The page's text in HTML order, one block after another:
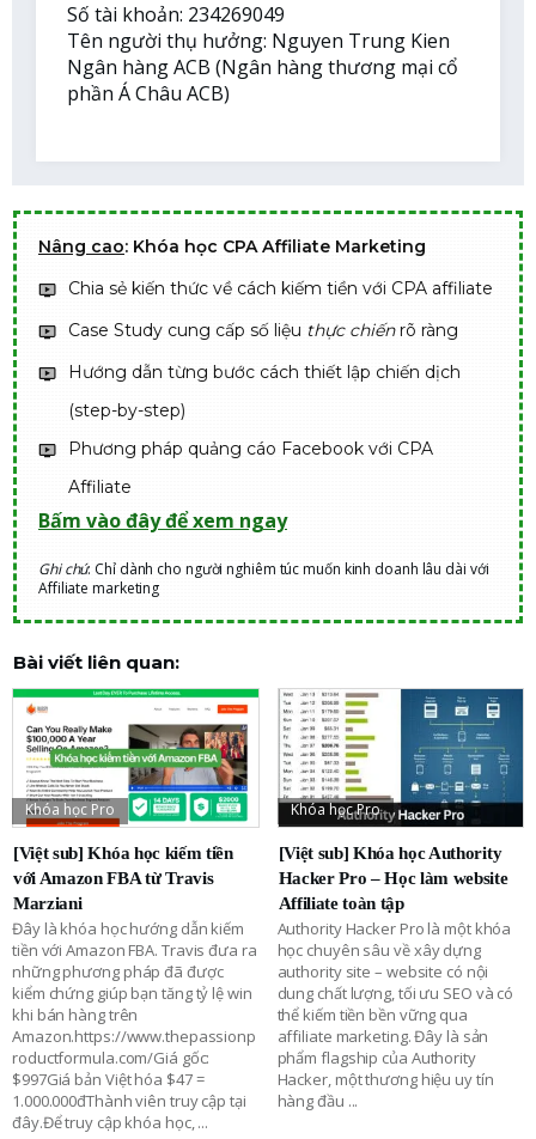
Số tài khoản: 234269049
Tên người thụ hưởng: Nguyen Trung Kien
Ngân hàng ACB (Ngân hàng thương mại cổ
phần Á Châu ACB)
Nâng cao: Khóa học CPA Affiliate Marketing
Chia sẻ kiến thức về cách kiếm tiền với CPA affiliate
Case Study cung cấp số liệu thực chiếnrõ ràng
Hướng dẫn từng bước cách thiết lập chiến dịch
(step-by-step)
Phương pháp quảng cáo Facebook với CPA
Affiliate
Bấm vào đây để xem ngay
Ghi chú: Chỉ dành cho người nghiêm túc muốn kinh doanh lâu dài với
Affiliate marketing
Bài viết liên quan:
Khóa học Pro
[Việt sub] Khóa học kiếm tiền
với Amazon FBA từ Travis
Marziani
Đây là khóa học hướng dẫn kiếm
tiền với Amazon FBA. Travis đưa ra
những phương pháp đã được
kiểm chứng giúp bạn tăng tỷ lệ win
khi bán hàng trên
Amazon.https://www.thepassionp
roductformula.com/Giá gốc:
$997Giá bản Việt hóa $47 =
1.000.000đThành viên truy cập tại
đây.Để truy cập khóa học,...
Khóa học Pro
[Việt sub] Khóa học Authority
Hacker Pro – Học làm website
Affiliate toàn tập
Authority Hacker Pro là một khóa
học chuyên sâu về xây dựng
authority site – website có nội
dung chất lượng, tối ưu SEO và có
thể kiếm tiền bền vững qua
affiliate marketing. Đây là sản
phẩm flagship của Authority
Hacker, một thương hiệu uy tín
hàng đầu ...